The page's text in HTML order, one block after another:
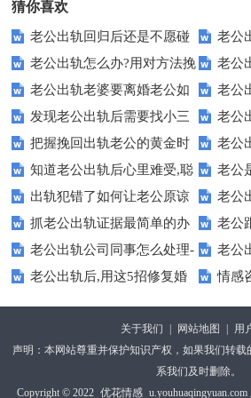
猜你喜欢
老公出轨回归后还是不愿碰
我怎么办【完美做法】
老公
效方法
老公出轨怎么办?用对方法挽
回其实不难
老公
吗?可以
老公出轨老婆要离婚老公如
何挽回【独门技巧】
老公
这样做
发现老公出轨后需要找小三
聊聊吗【专业建议】
老公
初吗？
把握挽回出轨老公的黄金时
间,让你成为挽回最佳能手
老公
挽救婚姻
知道老公出轨后心里难受,聪
明人这样走出来
老公
了怎么
出轨犯错了如何让老公原谅
自己,掌握这5招
老公
修复感
抓老公出轨证据最简单的办
法
老公
好5步成
老公出轨公司同事怎么处理-
不卑微做法
老公
复婚姻
老公出轨后,用这5招修复婚
姻
情感
了怎么办
关于我们 网站地图
用
声明：本网站尊重并保护知识产权，如果我们转
系我们及时删除。
Copyright © 2022 优花情感